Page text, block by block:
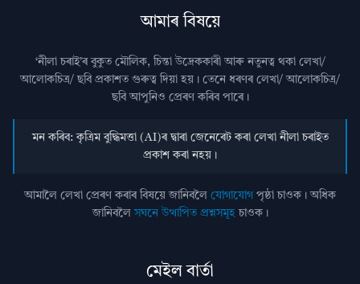
আমাৰ বিষয়ে
‘নীলা চৰাই’ৰ বুকুত মৌলিক, চিন্তা উদ্রেককাৰী আৰু নতুনত্ব থকা লেখা/
আলোকচিত্ৰ/ ছবি প্রকাশত গুৰুত্ব দিয়া হয়। তেনে ধৰণৰ লেখা/ আলোকচিত্ৰ/
ছবি আপুনিও প্রেৰণ কৰিব পাৰে।
মন কৰিব: কৃত্ৰিম বুদ্ধিমত্তা (AI)ৰ দ্বাৰা জেনেৰেট কৰা লেখা নীলা চৰাইত
প্ৰকাশ কৰা নহয়।
আমালৈ লেখা প্ৰেৰণ কৰাৰ বিষয়ে জানিবলৈ যোগাযোগ পৃষ্ঠা চাওক। অধিক
জানিবলৈসঘনে উত্থাপিত প্ৰশ্নসমূহচাওক।
মেইল বাৰ্তা